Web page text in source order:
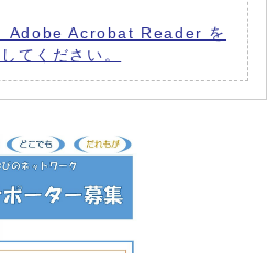
Adobe Acrobat Reader を
てください。